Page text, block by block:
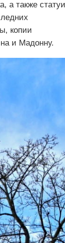
а также статуи
копии
и Мадонну.